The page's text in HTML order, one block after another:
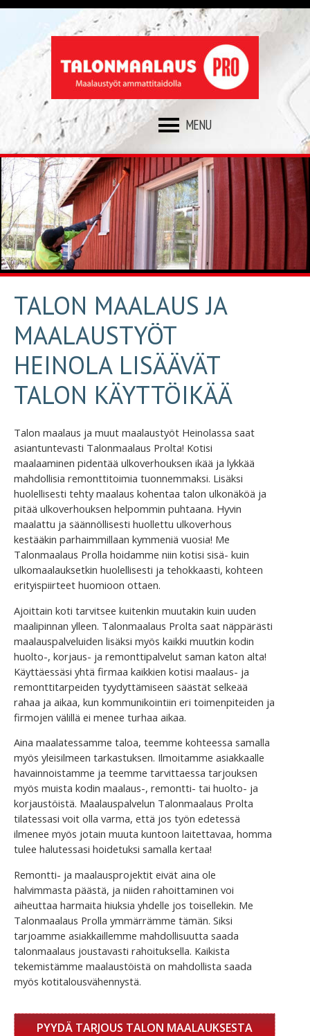
SKIP
TO
CONTENT
TALON MAALAUS JA
MAALAUSTYÖT
HEINOLA LISÄÄVÄT
TALON KÄYTTÖIKÄÄ
Talon maalaus ja muut maalaustyöt Heinolassa saat
asiantuntevasti Talonmaalaus Prolta! Kotisi
maalaaminen pidentää ulkoverhouksen ikää ja lykkää
mahdollisia remonttitoimia tuonnemmaksi. Lisäksi
huolellisesti tehty maalaus kohentaa talon ulkonäköä ja
pitää ulkoverhouksen helpommin puhtaana. Hyvin
maalattu ja säännöllisesti huollettu ulkoverhous
kestääkin parhaimmillaan kymmeniä vuosia! Me
Talonmaalaus Prolla hoidamme niin kotisi sisä- kuin
ulkomaalauksetkin huolellisesti ja tehokkaasti, kohteen
erityispiirteet huomioon ottaen.
Ajoittain koti tarvitsee kuitenkin muutakin kuin uuden
maalipinnan ylleen. Talonmaalaus Prolta saat näppärästi
maalauspalveluiden lisäksi myös kaikki muutkin kodin
huolto-, korjaus- ja remonttipalvelut saman katon alta!
Käyttäessäsi yhtä firmaa kaikkien kotisi maalaus- ja
remonttitarpeiden tyydyttämiseen säästät selkeää
rahaa ja aikaa, kun kommunikointiin eri toimenpiteiden ja
firmojen välillä ei menee turhaa aikaa.
Aina maalatessamme taloa, teemme kohteessa samalla
myös yleisilmeen tarkastuksen. Ilmoitamme asiakkaalle
havainnoistamme ja teemme tarvittaessa tarjouksen
myös muista kodin maalaus-, remontti- tai huolto- ja
korjaustöistä. Maalauspalvelun Talonmaalaus Prolta
tilatessasi voit olla varma, että jos työn edetessä
ilmenee myös jotain muuta kuntoon laitettavaa, homma
tulee halutessasi hoidetuksi samalla kertaa!
Remontti- ja maalausprojektit eivät aina ole
halvimmasta päästä, ja niiden rahoittaminen voi
aiheuttaa harmaita hiuksia yhdelle jos toisellekin. Me
Talonmaalaus Prolla ymmärrämme tämän. Siksi
tarjoamme asiakkaillemme mahdollisuutta saada
talonmaalaus joustavasti rahoituksella. Kaikista
tekemistämme maalaustöistä on mahdollista saada
myös kotitalousvähennystä.
PYYDÄ TARJOUS TALON MAALAUKSESTA